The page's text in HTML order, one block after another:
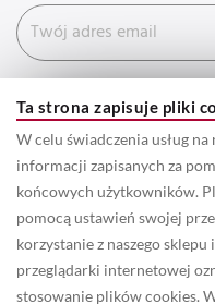
Ta strona zapisuje pliki
W celu świadczenia usług
informacji zapisanych za
końcowych użytkowników.
pomocą ustawień swojej
korzystanie z naszego
przeglądarki internetowej
stosowanie plików cookies.
© 2022 Prawa autorskie